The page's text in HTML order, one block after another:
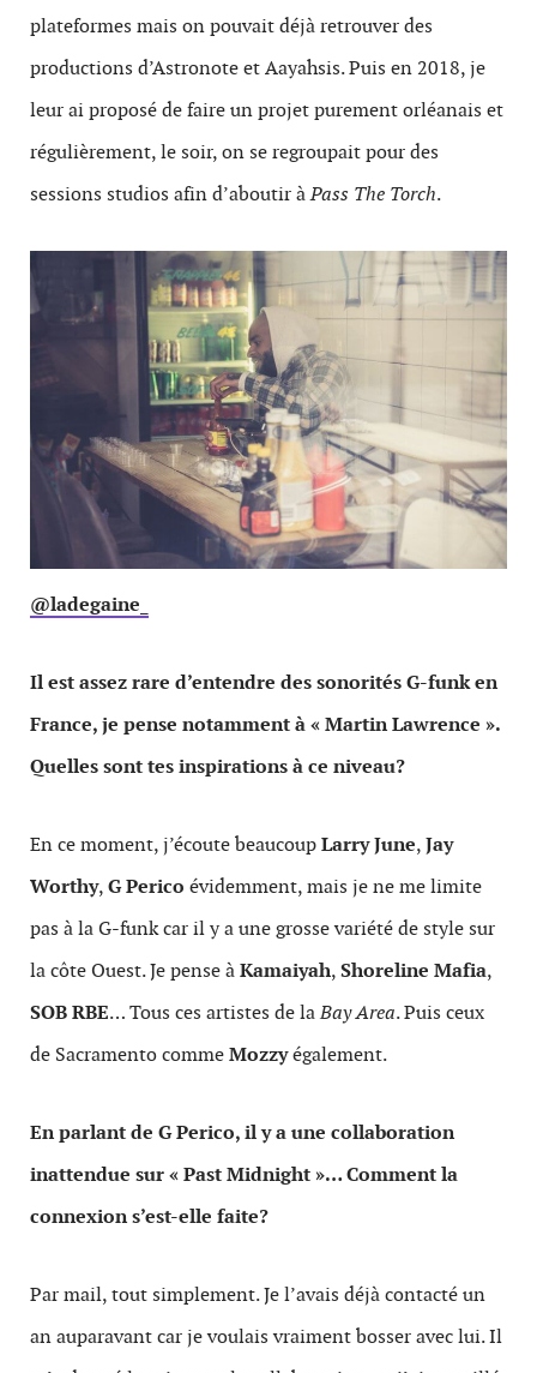
plateformes mais on pouvait déjà retrouver des
productions d’Astronote et Aayahsis. Puis en 2018, je
leur ai proposé de faire un projet purement orléanais et
régulièrement, le soir, on se regroupait pour des
sessions studios afin d’aboutir àPass The Torch.
@ladegaine_
Il est assez rare d’entendre des sonorités G-funk en
France, je pense notamment à «Martin Lawrence ».
Quelles sont tes inspirations à ce niveau?
En ce moment, j’écoute beaucoupLarry June,Jay
Worthy,G Perico évidemment, mais je ne me limite
pas à la G-funk car il y a une grosse variété de style sur
la côte Ouest. Je pense àKamaiyah,Shoreline Mafia,
SOB RBE… Tous ces artistes de laBay Area. Puis ceux
de Sacramento commeMozzyégalement.
En parlant de G Perico, il y a une collaboration
inattendue sur « PastMidnight »… Comment la
connexion s’est-elle faite?
Par mail, tout simplement. Je l’avais déjà contacté un
an auparavant car je voulais vraiment bosser avec lui. Il